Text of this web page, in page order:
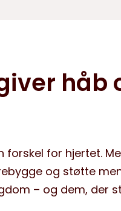
håb
forskel for hjertet.
og støtte
– og dem, der